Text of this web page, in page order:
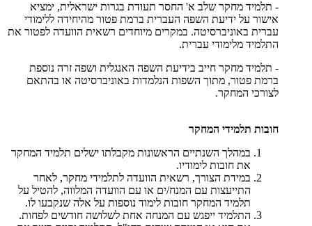
- תלמיד מחקר שלב א' החסר תעודת בגרות ישראלית, ימציא
אישור על ידיעת השפה העברית ברמת פטור מהיחידה ללימודי
עברית באוניברסיטה. במקרים מיוחדים רשאית הוועדה לפטור את
התלמיד מלימודי עברית.
- תלמיד מחקר חייב בידיעת השפה האנגלית ושפה זרה נוספת
ברמת פטור, מתוך השפות הנלמדות באוניברסיטה או בהתאם
לצורכי המחקר.
חובות תלמידי המחקר
במהלך השנתיים הראשונות מקבלתו ישלים תלמיד המחקר
את חובות לימודיו.
במידת הצורך, רשאית הוועדה לתלמידי מחקר, לאחר
התייעצות עם המנח/ים או עם הוועדה המלווה, להטיל על
תלמיד המחקר חובות לימוד נוספות על אלה שנקבעו לו.
התלמיד ייפגש עם המנחה אחת לשלושה חודשים לפחות.